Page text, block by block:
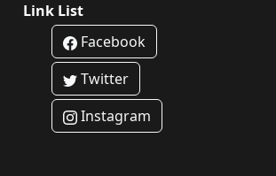
Link List
Facebook
Twitter
Instagram